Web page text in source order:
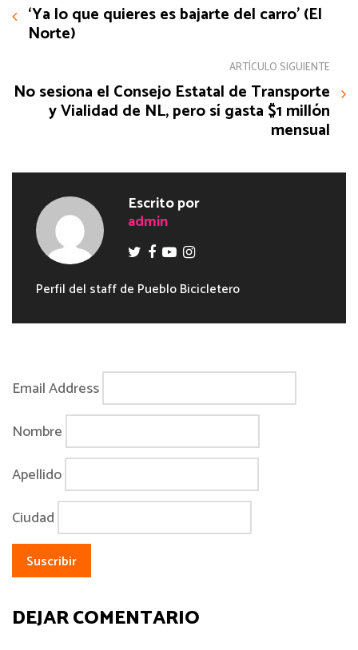
‘Ya lo que quieres es bajarte del carro’ (El
Norte)
ARTÍCULO SIGUIENTE
No sesiona el Consejo Estatal de Transporte
y Vialidad de NL, pero sí gasta $1 millón
mensual
Escrito por
admin
Perfil del staff de Pueblo Bicicletero
Email Address
Nombre
Apellido
Ciudad
DEJAR COMENTARIO